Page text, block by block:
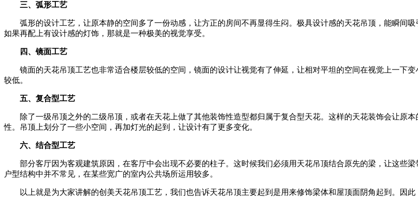
三、弧形工艺
弧形的设计工艺，让原本静的空间多了一份动感，让方正的房间不再显得生闷。极具设计感的天花吊顶，能瞬间
如果再配上有设计感的灯饰，那就是一种极美的视觉享受。
四、镜面工艺
镜面的天花吊顶工艺也非常适合楼层较低的空间，镜面的设计让视觉有了伸延，让相对平坦的空间在视觉上一下
较低。
五、复合型工艺
除了一级吊顶之外的二级吊顶，或者在天花上做了其他装饰性造型都归属于复合型天花。这样的天花装饰会让原本
性。吊顶上划分了一些小空间，再加灯光的起到，让设计有了更多变化。
六、结合型工艺
部分客厅因为客观建筑原因，在客厅中会出现不必要的柱子。这时候我们必须用天花吊顶结合原先的梁，让这些
户型结构中并不常见，在某些宽广的室内公共场所运用较多。
以上就是为大家讲解的创美天花吊顶工艺，我们也告诉天花吊顶主要起到是用来修饰梁体和屋顶面阴角起到。因此